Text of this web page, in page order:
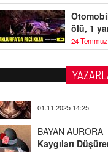
ölü, 1
24
BAYAN AURORA
Bitkiler
5.1.2025 12:23